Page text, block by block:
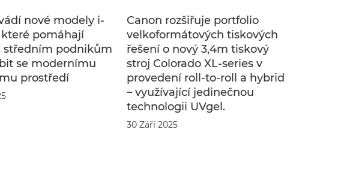
nové modely i-
které pomáhají
středním podnikům
se modernímu
prostředí
Canon rozšiřuje portfolio
velkoformátových tiskových
řešení o nový 3,4m tiskový
stroj Colorado XL-series v
provedení roll-to-roll a hybrid
– využívající jedinečnou
technologii UVgel.
30 Září 2025